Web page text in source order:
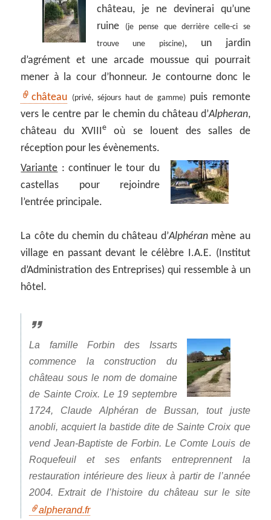
château, je ne devinerai qu’une
ruine
(je pense que derrière celle-ci se
trouve une piscine), un jardin
d’agrément et une arcade moussue qui pourrait
mener à la cour d’honneur. Je contourne donc le
château (privé, séjours haut de gamme)puis remonte
vers le centre par le chemin du château d’Alpheran,
château du XVIIIe
où se louent des salles de
réception pour les évènements.
Variante : continuer le tour du
castellas pour rejoindre
l’entrée principale.
La côte du chemin du château d’Alphéranmène au
village en passant devant le célèbre I.A.E. (Institut
d’Administration des Entreprises) qui ressemble à un
hôtel.
La famille Forbin des Issarts
commence la construction du
château sous le nom de domaine
de Sainte Croix. Le 19 septembre
1724, Claude Alphéran de Bussan, tout juste
anobli, acquiert la bastide dite de Sainte Croix que
vend Jean-Baptiste de Forbin. Le Comte Louis de
Roquefeuil et ses enfants entreprennent la
restauration intérieure des lieux à partir de l’année
2004. Extrait de l’histoire du château sur le site
alpherand.fr